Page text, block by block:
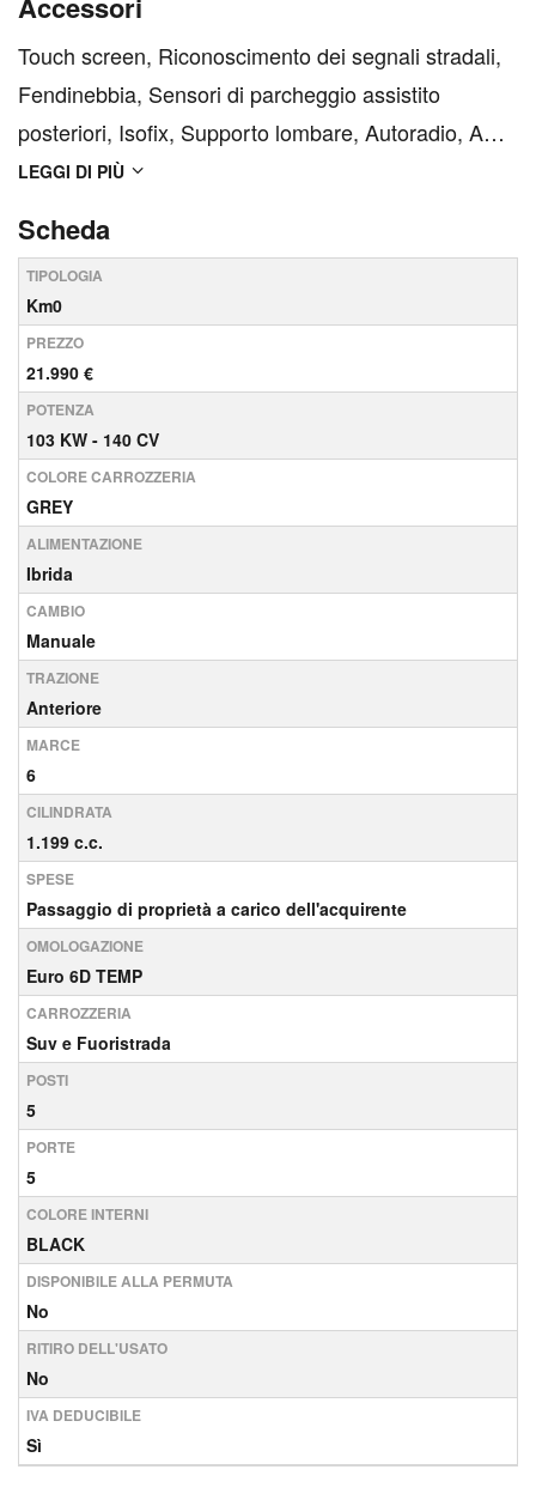
9 sedi. Contattaci per verificare la disponibilità della
tua vettu...
Touch screen, Riconoscimento dei segnali stradali,
Fendinebbia, Sensori di parcheggio assistito
posteriori, Isofix, Supporto lombare, Autoradio, ABS,
Sistema di chiamata d'emergenza, USB,
LED, Cerchi in lega, Chiusura centralizzata,
Bluetooth, Bra...
LEGGI DI PIÙ
Scheda
TIPOLOGIA
Km0
PREZZO
21.990 €
POTENZA
103 KW - 140 CV
COLORE CARROZZERIA
GREY
ALIMENTAZIONE
Ibrida
CAMBIO
Manuale
TRAZIONE
Anteriore
MARCE
6
CILINDRATA
1.199 c.c.
SPESE
Passaggio di proprietà a carico dell'acquirente
OMOLOGAZIONE
Euro 6D TEMP
CARROZZERIA
Suv e Fuoristrada
POSTI
5
PORTE
5
COLORE INTERNI
BLACK
DISPONIBILE ALLA PERMUTA
No
RITIRO DELL'USATO
No
IVA DEDUCIBILE
Sì